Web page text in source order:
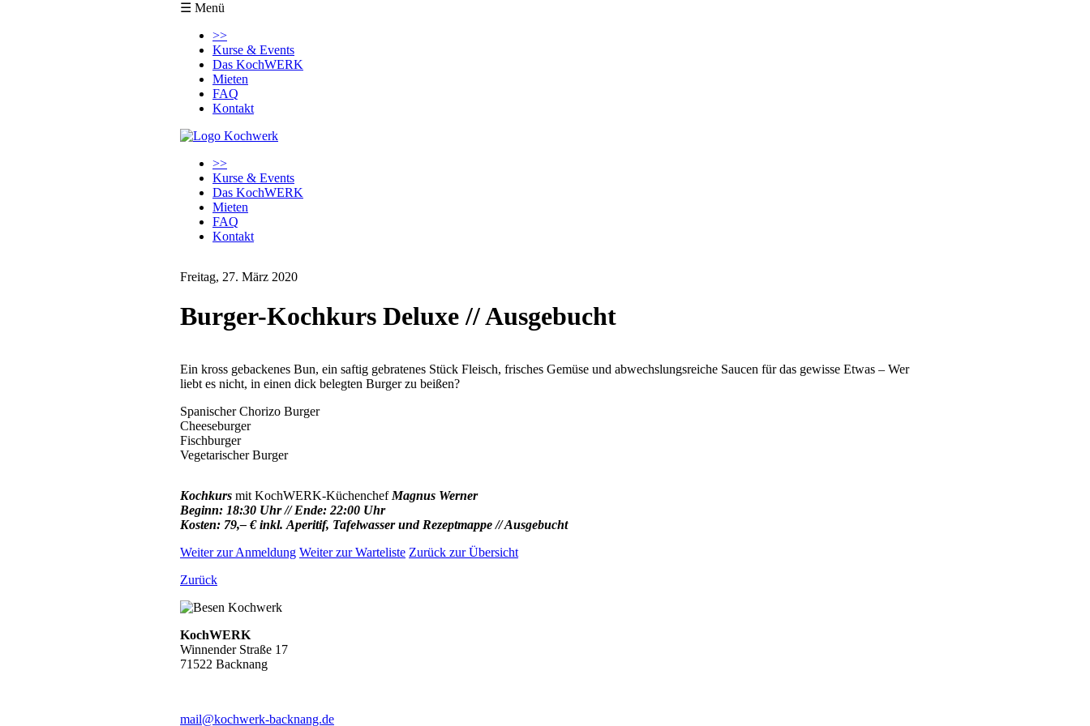
☰ Menü
überspringen
>>
Kurse & Events
Das KochWERK
Mieten
FAQ
Kontakt
überspringen
>>
Kurse & Events
Das KochWERK
Mieten
FAQ
Kontakt
Freitag, 27. März 2020
Burger-Kochkurs Deluxe // Ausgebucht
Ein kross gebackenes Bun, ein saftig gebratenes Stück Fleisch, frisches Gemüse und abwechslungsreiche Saucen für das gewisse Etwas – Wer
liebt es nicht, in einen dick belegten Burger zu beißen?
Spanischer Chorizo Burger
Cheeseburger
Fischburger
Vegetarischer Burger
Kochkurs mit KochWERK-Küchenchef Magnus Werner
Beginn: 18:30 Uhr // Ende: 22:00 Uhr
Kosten: 79,– € inkl. Aperitif, Tafelwasser und Rezeptmappe // Ausgebucht
Weiter zur Anmeldung Weiter zur Warteliste Zurück zur Übersicht
Zurück
KochWERK
Winnender Straße 17
71522 Backnang
mail@kochwerk-backnang.de